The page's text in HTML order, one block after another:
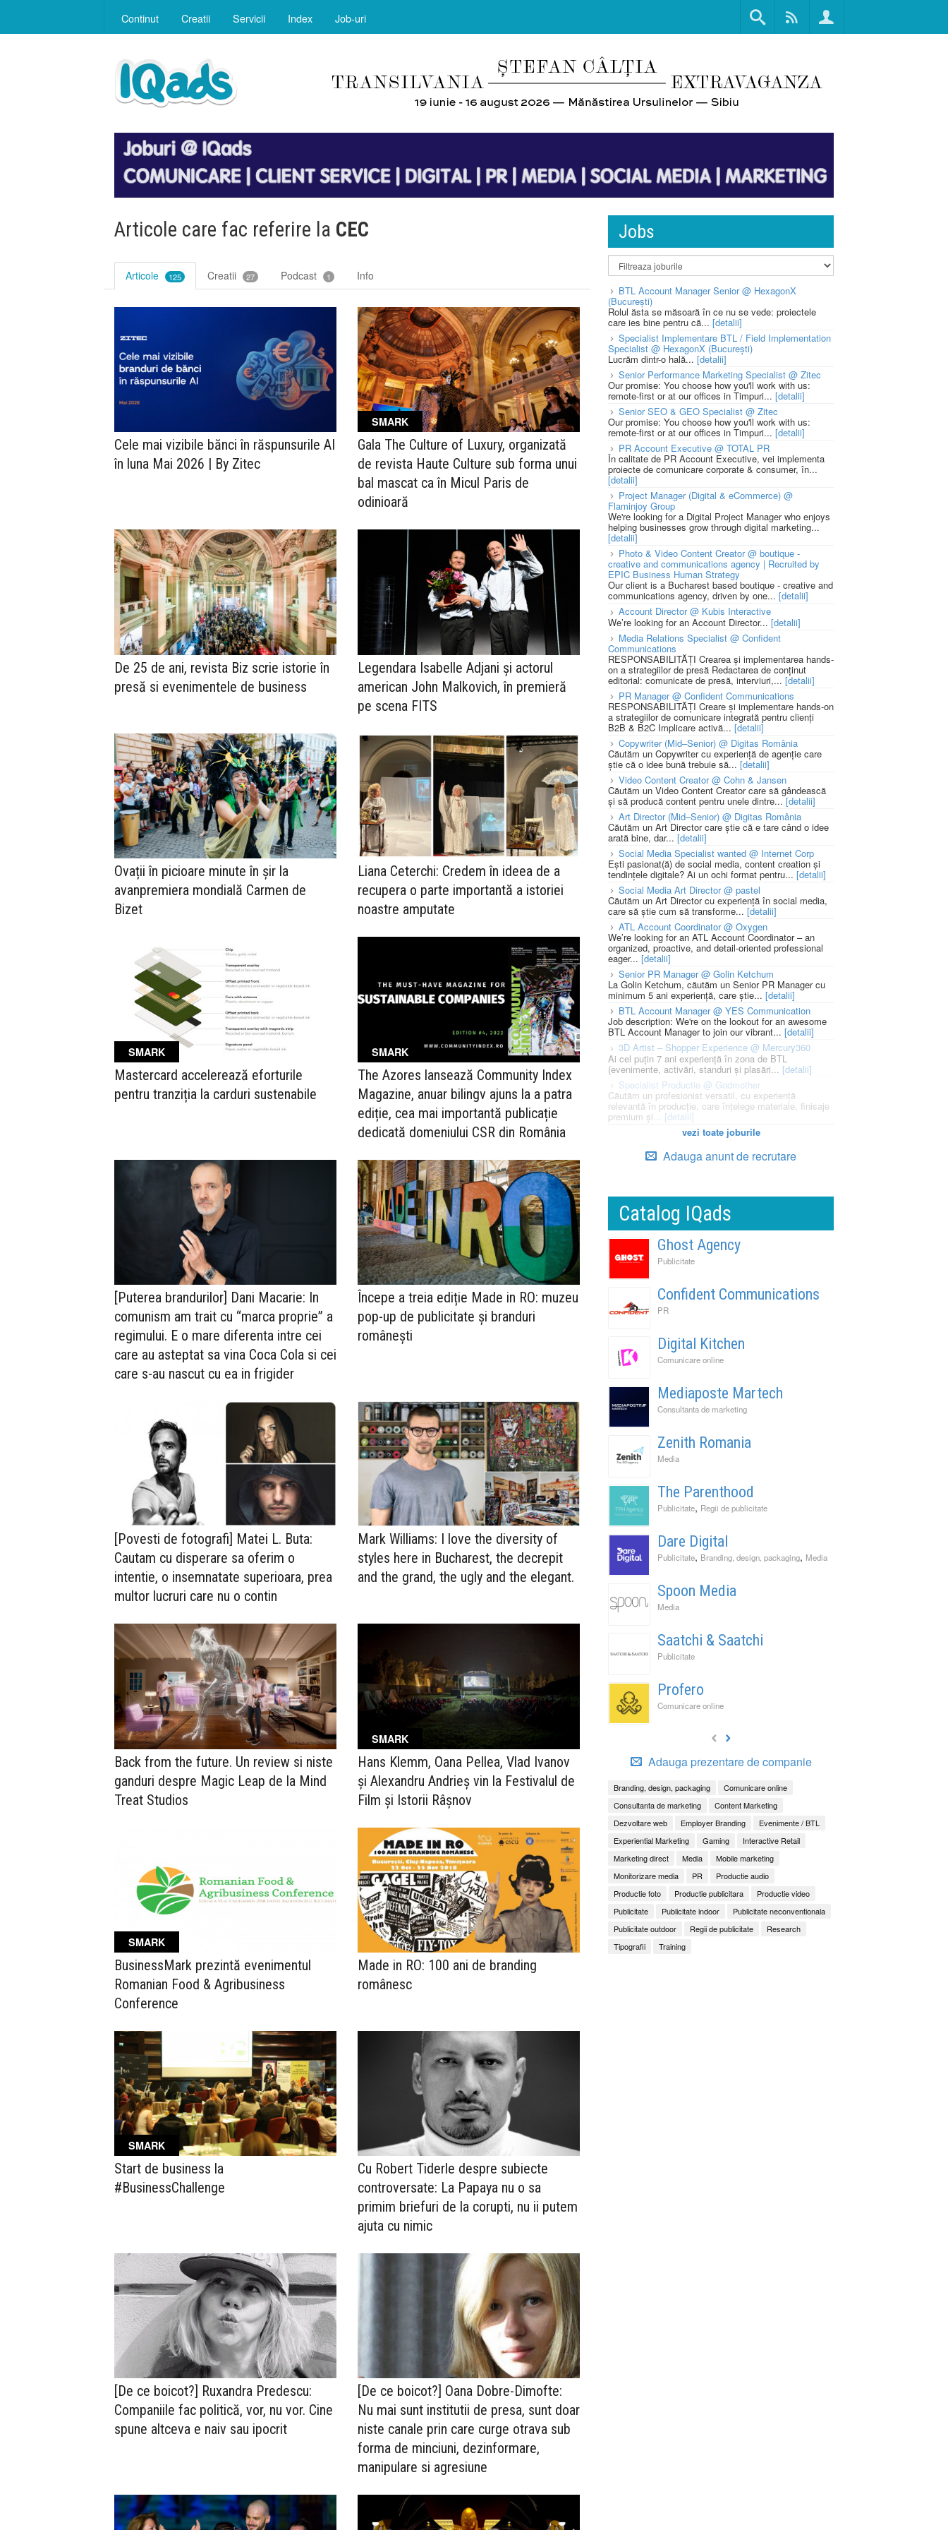
Continut Creatii Servicii Index Job-uri
Articole care fac referire la CEC
Articole 125 Creatii 27 Podcast 1 Info
Cele mai vizibile bănci în răspunsurile AI
în luna Mai 2026 | By Zitec
SMARK
Gala The Culture of Luxury, organizată
de revista Haute Culture sub forma unui
bal mascat ca în Micul Paris de
odinioară
De 25 de ani, revista Biz scrie istorie în
presă si evenimentele de business
Legendara Isabelle Adjani şi actorul
american John Malkovich, în premieră
pe scena FITS
Ovații în picioare minute în șir la
avanpremiera mondială Carmen de
Bizet
Liana Ceterchi: Credem în ideea de a
recupera o parte importantă a istoriei
noastre amputate
SMARK
Mastercard accelerează eforturile
pentru tranziția la carduri sustenabile
SMARK
The Azores lansează Community Index
Magazine, anuar bilingv ajuns la a patra
ediție, cea mai importantă publicație
dedicată domeniului CSR din România
[Puterea brandurilor] Dani Macarie: In
comunism am trait cu “marca proprie” a
regimului. E o mare diferenta intre cei
care au asteptat sa vina Coca Cola si cei
care s-au nascut cu ea in frigider
Începe a treia ediție Made in RO: muzeu
pop-up de publicitate și branduri
românești
[Povesti de fotografi] Matei L. Buta:
Cautam cu disperare sa oferim o
intentie, o insemnatate superioara, prea
multor lucruri care nu o contin
Mark Williams: I love the diversity of
styles here in Bucharest, the decrepit
and the grand, the ugly and the elegant.
Back from the future. Un review si niste
ganduri despre Magic Leap de la Mind
Treat Studios
SMARK
Hans Klemm, Oana Pellea, Vlad Ivanov
și Alexandru Andrieș vin la Festivalul de
Film și Istorii Râșnov
SMARK
BusinessMark prezintă evenimentul
Romanian Food & Agribusiness
Conference
Made in RO: 100 ani de branding
românesc
SMARK
Start de business la
#BusinessChallenge
Cu Robert Tiderle despre subiecte
controversate: La Papaya nu o sa
primim briefuri de la corupti, nu ii putem
ajuta cu nimic
[De ce boicot?] Ruxandra Predescu:
Companiile fac politică, vor, nu vor. Cine
spune altceva e naiv sau ipocrit
[De ce boicot?] Oana Dobre-Dimofte:
Nu mai sunt institutii de presa, sunt doar
niste canale prin care curge otrava sub
forma de minciuni, dezinformare,
manipulare si agresiune
Jobs
BTL Account Manager Senior @ HexagonX
(București)
Rolul ăsta se măsoară în ce nu se vede: proiectele
care ies bine pentru că... [detalii]
Specialist Implementare BTL / Field Implementation
Specialist @ HexagonX (București)
Lucrăm dintr-o hală... [detalii]
Senior Performance Marketing Specialist @ Zitec
Our promise: You choose how you'll work with us:
remote-first or at our offices in Timpuri... [detalii]
Senior SEO & GEO Specialist @ Zitec
Our promise: You choose how you'll work with us:
remote-first or at our offices in Timpuri... [detalii]
PR Account Executive @ TOTAL PR
În calitate de PR Account Executive, vei implementa
proiecte de comunicare corporate & consumer, în...
[detalii]
Project Manager (Digital & eCommerce) @
Flaminjoy Group
We're looking for a Digital Project Manager who enjoys
helping businesses grow through digital marketing...
[detalii]
Photo & Video Content Creator @ boutique -
creative and communications agency | Recruited by
EPIC Business Human Strategy
Our client is a Bucharest based boutique - creative and
communications agency, driven by one... [detalii]
Account Director @ Kubis Interactive
We’re looking for an Account Director... [detalii]
Media Relations Specialist @ Confident
Communications
RESPONSABILITĂȚI Crearea și implementarea hands-
on a strategiilor de presă Redactarea de conținut
editorial: comunicate de presă, interviuri,... [detalii]
PR Manager @ Confident Communications
RESPONSABILITĂȚI Creare și implementare hands-on
a strategiilor de comunicare integrată pentru clienți
B2B & B2C Implicare activă... [detalii]
Copywriter (Mid–Senior) @ Digitas România
Căutăm un Copywriter cu experiență de agenție care
știe că o idee bună trebuie să... [detalii]
Video Content Creator @ Cohn & Jansen
Căutăm un Video Content Creator care să gândească
și să producă content pentru unele dintre...[detalii]
Art Director (Mid–Senior) @ Digitas România
Căutăm un Art Director care știe că e tare când o idee
arată bine, dar... [detalii]
Social Media Specialist wanted @ Internet Corp
Ești pasionat(ă) de social media, content creation și
tendințele digitale? Ai un ochi format pentru... [detalii]
Social Media Art Director @ pastel
Căutăm un Art Director cu experiență în social media,
care să știe cum să transforme... [detalii]
ATL Account Coordinator @ Oxygen
We’re looking for an ATL Account Coordinator – an
organized, proactive, and detail-oriented professional
eager... [detalii]
Senior PR Manager @ Golin Ketchum
La Golin Ketchum, căutăm un Senior PR Manager cu
minimum 5 ani experiență, care știe... [detalii]
BTL Account Manager @ YES Communication
Job description: We're on the lookout for an awesome
BTL Account Manager to join our vibrant... [detalii]
3D Artist – Shopper Experience @ Mercury360
Ai cel puțin 7 ani experiență în zona de BTL
(evenimente, activări, standuri și plasări... [detalii]
Specialist Productie @ Godmother
Căutăm un profesionist versatil, cu experiență
relevantă în producție, care înțelege materiale, finisaje
premium și... [detalii]
vezi toate joburile
Adauga anunt de recrutare
Catalog IQads
Ghost Agency
Publicitate
Confident Communications
PR
Digital Kitchen
Comunicare online
Mediaposte Martech
Consultanta de marketing
Zenith Romania
Media
The Parenthood
Publicitate, Regii de publicitate
Dare Digital
Publicitate, Branding, design, packaging, Media
Spoon Media
Media
Saatchi & Saatchi
Publicitate
Profero
Comunicare online
Adauga prezentare de companie
Branding, design, packaging
Comunicare online
Consultanta de marketing
Content Marketing
Dezvoltare web
Employer Branding
Evenimente / BTL
Experiential Marketing
Gaming
Interactive Retail
Marketing direct
Media
Mobile marketing
Monitorizare media
PR
Productie audio
Productie foto
Productie publicitara
Productie video
Publicitate
Publicitate indoor
Publicitate neconventionala
Publicitate outdoor
Regii de publicitate
Research
Tipografii
Training